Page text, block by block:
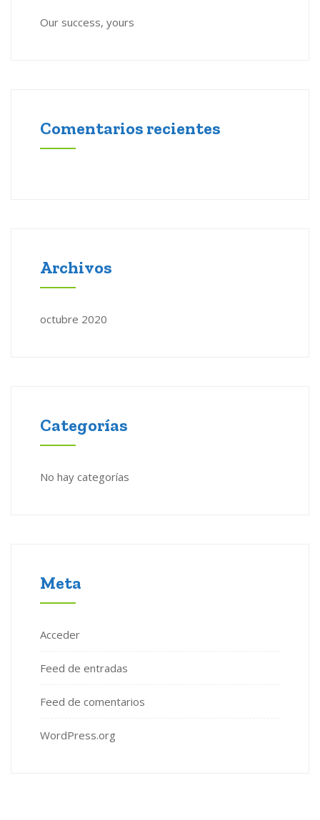
Our success, yours
Comentarios recientes
Archivos
octubre 2020
Categorías
No hay categorías
Meta
Acceder
Feed de entradas
Feed de comentarios
WordPress.org